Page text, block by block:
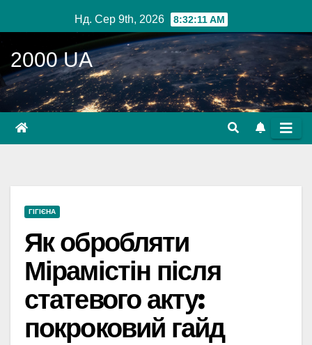
до
вмісту
Нд. Сер 9th, 2026 8:32:12 AM
2000 UA
ГІГІЄНА
Як обробляти
Мірамістін після
статевого акту:
покроковий гайд